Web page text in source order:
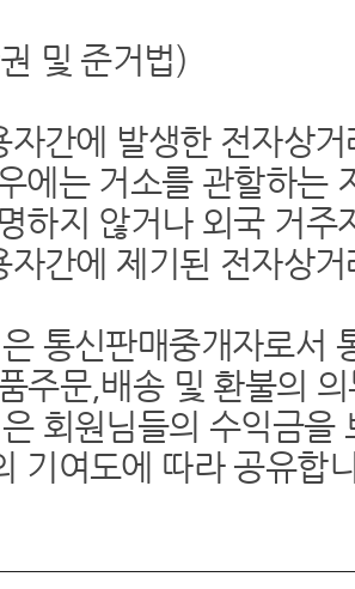
및 준거법)
간에 발생한 전자상
에는 거소를 관할하는
하지 않거나 외국 거
간에 제기된 전자상
통신판매중개자로서
주문,배송 및 환불의
회원님들의 수익금
기여도에 따라 공유합